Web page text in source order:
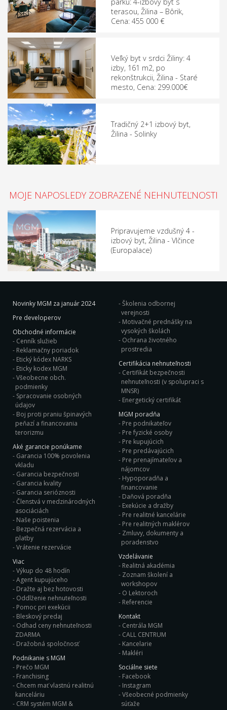
terasou, Žilina – Bôrik,
Cena: 455 000 €
Veľký byt v srdci Žiliny: 4
izby, 161 m2, po
rekonštrukcii, Žilina - Staré
mesto, Cena: 299.000€
Tradičný 2+1 izbový byt,
Žilina - Solinky
MOJE NAPOSLEDY ZOBRAZENÉ NEHNUTEĽNOSTI
Pripravujeme vzdušný 4 -
izbový byt, Žilina - Vlčince
(Europalace)
Novinky MGM za január 2024
Pre developerov
Obchodné informácie
Cenník služieb
Reklamačny poriadok
Etický kódex NARKS
Eticky kodex MGM
Všeobecne obch.
podmienky
Spracovanie osobných
údajov
Boj proti praniu špinavých
peňazí a financovania
terorizmu
Aké garancie ponúkame
Garancia 100% povolenia
vkladu
Garancia bezpečnosti
Garancia kvality
Garancia serióznosti
Členstvá v medzinárodných
asociáciách
Naše poistenia
Bezpečná rezervácia a
platby
Vrátenie rezervácie
Viac
Výkup do 48 hodín
Agent kupujúceho
Dražte aj bez hotovosti
Oddlženie nehnuteľnosti
Pomoc pri exekúcii
Bleskový predaj
Odhad ceny nehnuteľnosti
ZDARMA
Dražobná spoločnosť
Podnikanie s MGM
Prečo MGM
Franchising
Chcem mať vlastnú realitnú
kanceláriu
CRM systém MGM &
Školenia odbornej
verejnosti
Motivačné prednášky na
vysokých školách
Ochrana životného
prostredia
Certifikácia nehnuteľnosti
Certifikát bezpečnosti
nehnuteľnosti (v spolupraci s
MNSR)
Energetický certifikát
MGM poradňa
Pre podnikateľov
Pre fyzické osoby
Pre kupujúcich
Pre predávajúcich
Pre prenajímateľov a
nájomcov
Hypoporadňa a
financovanie
Daňová poradňa
Exekúcie a dražby
Pre realitné kancelárie
Pre realitných maklérov
Zmluvy, dokumenty a
poradenstvo
Vzdelávanie
Realitná akadémia
Zoznam školení a
workshopov
O Lektoroch
Referencie
Kontakt
Centrála MGM
CALL CENTRUM
Kancelarie
Makléri
Sociálne siete
Facebook
Instagram
Všeobecné podmienky
súťaže